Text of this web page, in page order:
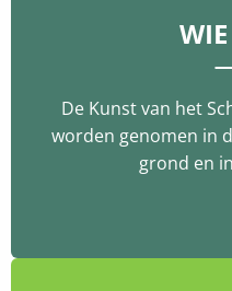
De Kunst van het
worden genomen in
grond en